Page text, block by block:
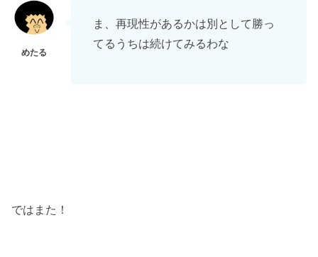
ま、再現性があるかは別として勝っ
てるうちは続けてみるわな
ではまた！